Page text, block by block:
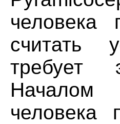
человека
считать
требует
Началом
человека